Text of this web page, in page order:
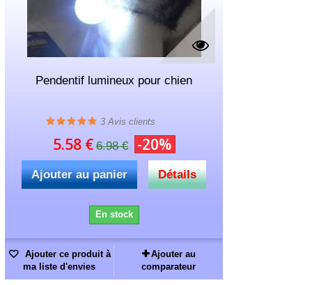
Pendentif lumineux pour chien
3 Avis clients
5.58 € 6.98 € -20%
Ajouter au panier Détails
En stock
Ajouter ce produit à
ma liste d'envies
Ajouter au
comparateur